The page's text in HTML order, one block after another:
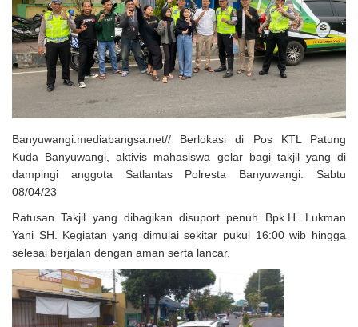
Uji Coba Program NADI JKN
Banyuwangi.mediabangsa.net// Berlokasi di Pos KTL Patung
Kuda Banyuwangi, aktivis mahasiswa gelar bagi takjil yang di
dampingi anggota Satlantas Polresta Banyuwangi. Sabtu
08/04/23
Ratusan Takjil yang dibagikan disuport penuh Bpk.H. Lukman
Yani SH. Kegiatan yang dimulai sekitar pukul 16:00 wib hingga
selesai berjalan dengan aman serta lancar.